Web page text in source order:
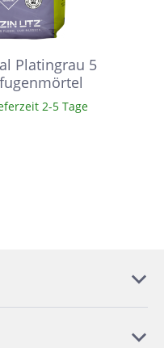
Platingrau 5
2-5 Tage